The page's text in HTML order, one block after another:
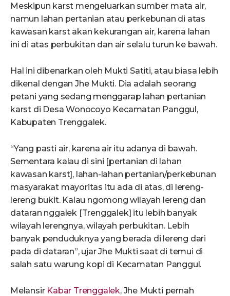
Meskipun karst mengeluarkan sumber mata air,
namun lahan pertanian atau perkebunan di atas
kawasan karst akan kekurangan air, karena lahan
ini di atas perbukitan dan air selalu turun ke bawah.
Hal ini dibenarkan oleh Mukti Satiti, atau biasa lebih
dikenal dengan Jhe Mukti. Dia adalah seorang
petani yang sedang menggarap lahan pertanian
karst di Desa Wonocoyo Kecamatan Panggul,
Kabupaten Trenggalek.
“Yang pasti air, karena air itu adanya di bawah.
Sementara kalau di sini [pertanian di lahan
kawasan karst], lahan-lahan pertanian/perkebunan
masyarakat mayoritas itu ada di atas, di lereng-
lereng bukit. Kalau ngomong wilayah lereng dan
dataran nggalek [Trenggalek] itu lebih banyak
wilayah lerengnya, wilayah perbukitan. Lebih
banyak penduduknya yang berada di lereng dari
pada di dataran”, ujar Jhe Mukti saat di temui di
salah satu warung kopi di Kecamatan Panggul.
Melansir Kabar Trenggalek, Jhe Mukti pernah